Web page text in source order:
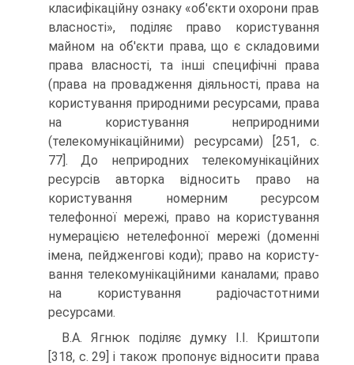
кла­сифікаційну ознаку «об'єкти охорони прав
власності», поділяє право користування
майном на об'єкти пра­ва, що є складовими
права власності, та інші специ­фічні права
(права на провадження діяльності, права на
користування природними ресурсами, права
на користування неприродними
(телекомунікаційними) ресурсами) [251, с.
77]. До неприродних телекомуніка­ційних
ресурсів авторка відносить право на
користу­вання номерним ресурсом
телефонної мережі, право на користування
нумерацією нетелефонної мережі (доменні
імена, пейдженгові коди); право на користу­
вання телекомунікаційними каналами; право
на ко­ристування радіочастотними
ресурсами.
В.А. Ягнюк поділяє думку І.І. Криштопи
[318, с. 29] і також пропонує відносити права